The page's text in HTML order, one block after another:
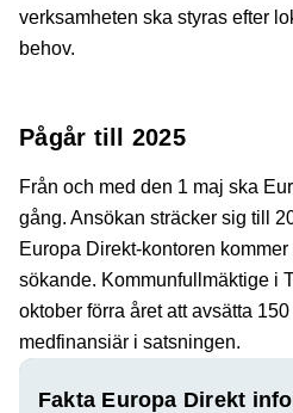
verksamheten ska styras efter
behov.
Pågår till 2025
Från och med den 1 maj ska
gång. Ansökan sträcker sig till
Europa Direkt-kontoren
sökande. Kommunfullmäktige i
oktober förra året att avsätta
medfinansiär i satsningen.
Fakta Europa Direkt